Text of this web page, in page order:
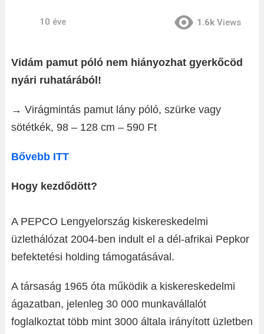
10 éve 1.6k Views
Vidám pamut póló nem hiányozhat gyerkőcöd
nyári ruhatárából!
→ Virágmintás pamut lány póló, szürke vagy
sötétkék, 98 – 128 cm – 590 Ft
Bővebb ITT
Hogy kezdődött?
A PEPCO Lengyelország kiskereskedelmi
üzlethálózat 2004-ben indult el a dél-afrikai Pepkor
befektetési holding támogatásával.
A társaság 1965 óta működik a kiskereskedelmi
ágazatban, jelenleg 30 000 munkavállalót
foglalkoztat több mint 3000 általa irányított üzletben